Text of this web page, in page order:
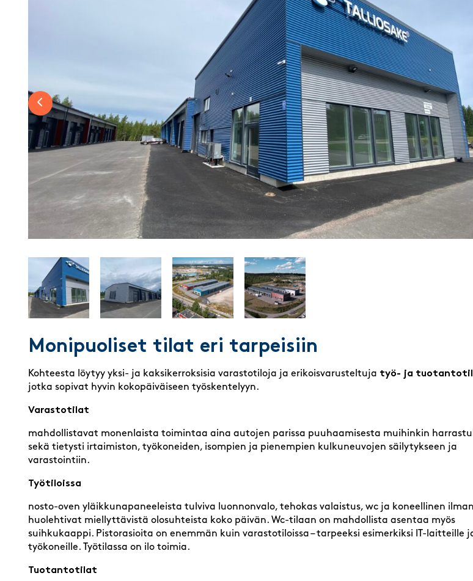
Previous slide
Monipuoliset tilat eri tarpeisiin
Kohteesta löytyy yksi- ja kaksikerroksisia varastotiloja ja erikoisvarusteltuja työ- ja
jotka sopivat hyvin kokopäiväiseen työskentelyyn.
Varastotilat
mahdollistavat monenlaista toimintaa aina autojen parissa puuhaamisesta muihinkin
sekä tietysti irtaimiston, työkoneiden, isompien ja pienempien kulkuneuvojen säilytykseen ja
varastointiin.
Työtiloissa
nosto-oven yläikkunapaneeleista tulviva luonnonvalo, tehokas valaistus, wc ja koneellinen
huolehtivat miellyttävistä olosuhteista koko päivän. Wc-tilaan on mahdollista asentaa myös
suihkukaappi. Pistorasioita on enemmän kuin varastotiloissa – tarpeeksi esimerkiksi IT-laitteille
työkoneille. Työtilassa on ilo toimia.
Tuotantotilat